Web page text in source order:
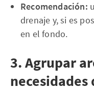
Recomendación:
drenaje y, si es
en el fondo.
3. Agrupar